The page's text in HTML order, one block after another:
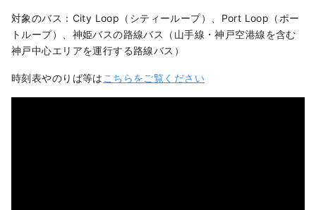
対象のバス：City Loop（シティーループ）、Port Loop（ポー
トループ）、神姫バスの路線バス（山手線・神戸空港線を含む
神戸中心エリアを運行する路線バス）
時刻表やのりば等は こちらをご覧ください